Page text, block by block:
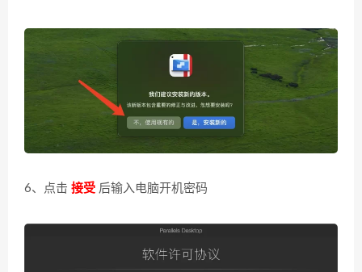
6、点击 接受 后输入电脑开机密码